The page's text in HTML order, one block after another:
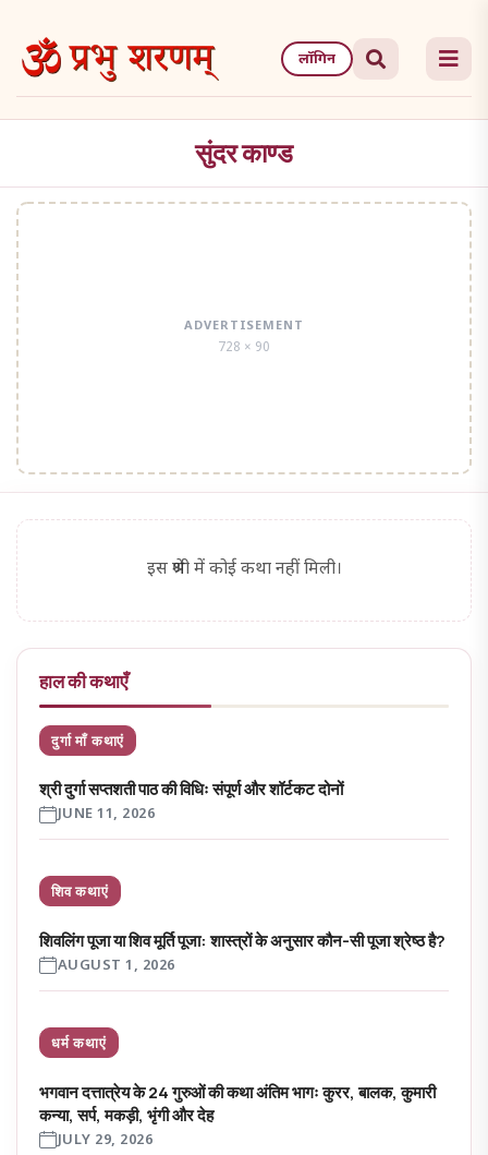
the
लॉगिन
सुंदर काण्ड
ADVERTISEMENT
728 × 90
इस श्रेणी में कोई कथा नहीं मिली।
हाल की कथाएँ
दुर्गा माँ कथाएं
श्री दुर्गा सप्तशती पाठ की विधिः संपूर्ण और शॉर्टकट दोनों
JUNE 11, 2026
शिव कथाएं
शिवलिंग पूजा या शिव मूर्ति पूजा: शास्त्रों के अनुसार कौन-सी पूजा श्रेष्ठ है?
AUGUST 1, 2026
धर्म कथाएं
भगवान दत्तात्रेय के 24 गुरुओं की कथा अंतिम भागः कुरर, बालक, कुमारी
कन्या, सर्प, मकड़ी, भृंगी और देह
JULY 29, 2026